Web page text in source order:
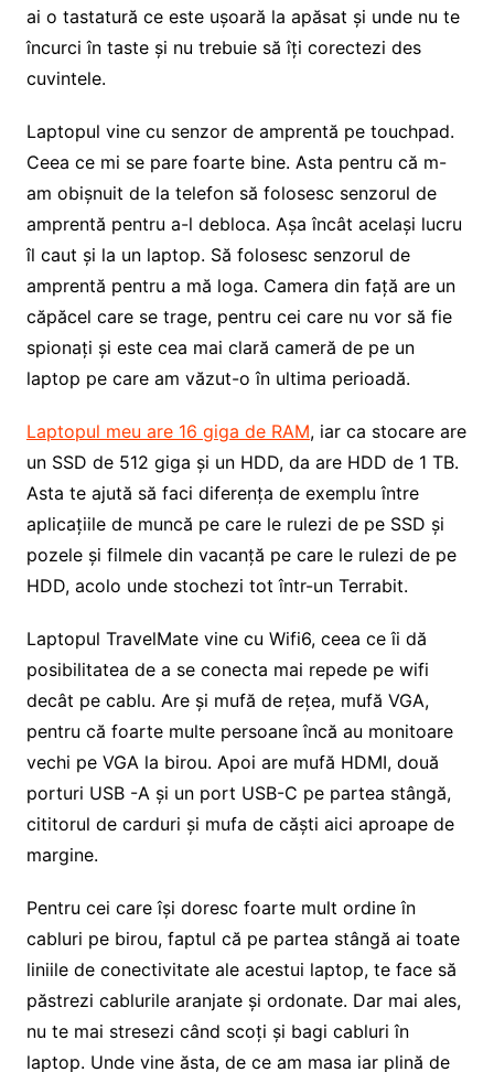
ai o tastatură ce este ușoară la apăsat și unde nu te
încurci în taste și nu trebuie să îți corectezi des
cuvintele.
Laptopul vine cu senzor de amprentă pe touchpad.
Ceea ce mi se pare foarte bine. Asta pentru că m-
am obișnuit de la telefon să folosesc senzorul de
amprentă pentru a-l debloca. Așa încât același lucru
îl caut și la un laptop. Să folosesc senzorul de
amprentă pentru a mă loga. Camera din față are un
căpăcel care se trage, pentru cei care nu vor să fie
spionați și este cea mai clară cameră de pe un
laptop pe care am văzut-o în ultima perioadă.
Laptopul meu are 16 giga de RAM, iar ca stocare are
un SSD de 512 giga și un HDD, da are HDD de 1 TB.
Asta te ajută să faci diferența de exemplu între
aplicațiile de muncă pe care le rulezi de pe SSD și
pozele și filmele din vacanță pe care le rulezi de pe
HDD, acolo unde stochezi tot într-un Terrabit.
Laptopul TravelMate vine cu Wifi6, ceea ce îi dă
posibilitatea de a se conecta mai repede pe wifi
decât pe cablu. Are și mufă de rețea, mufă VGA,
pentru că foarte multe persoane încă au monitoare
vechi pe VGA la birou. Apoi are mufă HDMI, două
porturi USB -A și un port USB-C pe partea stângă,
cititorul de carduri și mufa de căști aici aproape de
margine.
Pentru cei care își doresc foarte mult ordine în
cabluri pe birou, faptul că pe partea stângă ai toate
liniile de conectivitate ale acestui laptop, te face să
păstrezi cablurile aranjate și ordonate. Dar mai ales,
nu te mai stresezi când scoți și bagi cabluri în
laptop. Unde vine ăsta, de ce am masa iar plină de